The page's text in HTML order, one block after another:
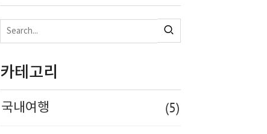
카테고리
국내여행 (5)